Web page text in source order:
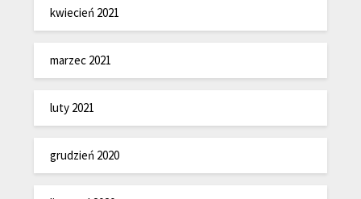
kwiecień 2021
marzec 2021
luty 2021
grudzień 2020